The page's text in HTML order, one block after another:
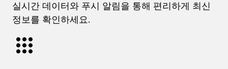
실시간 데이터와 푸시 알림을 통해 편리하게 최신
정보를 확인하세요.